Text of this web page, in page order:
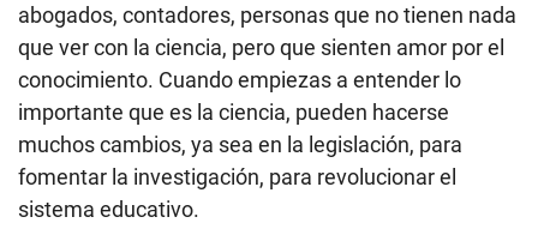
abogados, contadores, personas que no tienen nada
que ver con la ciencia, pero que sienten amor por el
conocimiento. Cuando empiezas a entender lo
importante que es la ciencia, pueden hacerse
muchos cambios, ya sea en la legislación, para
fomentar la investigación, para revolucionar el
sistema educativo.